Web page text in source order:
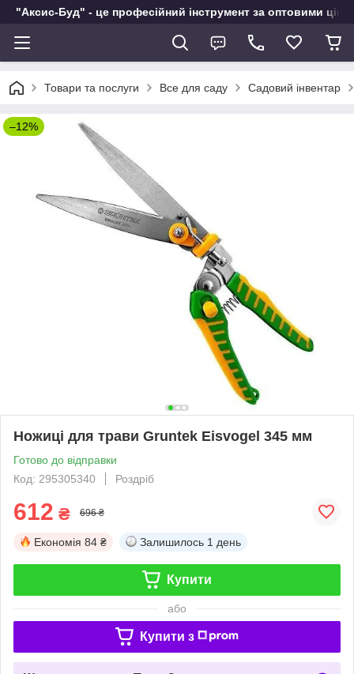
"Аксис-Буд" - це професійний інструмент за оптовими
Товари та послуги Все для саду Садовий інвентар
–12%
Ножиці для трави Gruntek Eisvogel 345 мм
Готово до відправки
Код: 295305340
Роздріб
612 ₴ 696 ₴
Економія 84 ₴ Залишилось 1 день
Купити
або
Купити з